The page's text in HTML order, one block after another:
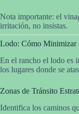
Nota importante: el
irritación, no insistas.
Lodo: Cómo Minimizar
En el rancho el lodo es
los lugares donde se
Zonas de Tránsito
Identifica los caminos